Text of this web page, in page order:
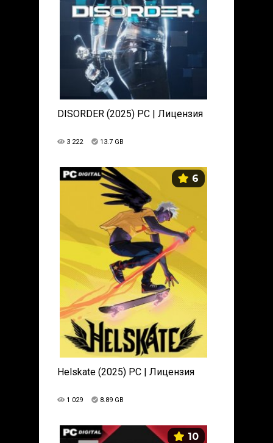
DISORDER (2025) PC | Лицензия
3 222 13.7 GB
6
Helskate (2025) PC | Лицензия
1 029 8.89 GB
10